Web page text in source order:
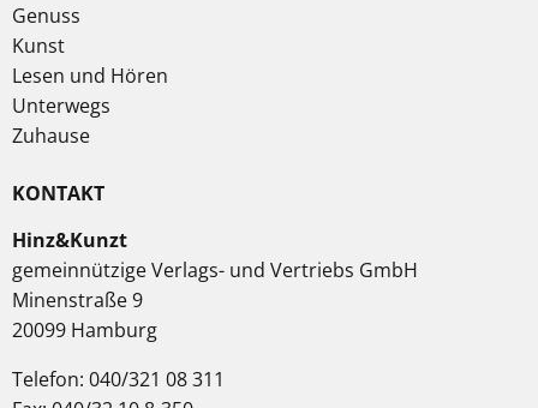
Genuss
Kunst
Lesen und Hören
Unterwegs
Zuhause
KONTAKT
Hinz&Kunzt
gemeinnützige Verlags- und Vertriebs GmbH
Minenstraße 9
20099 Hamburg
Telefon: 040/321 08 311